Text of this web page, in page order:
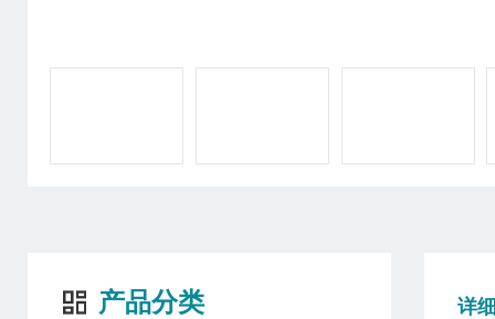
产品分类 详